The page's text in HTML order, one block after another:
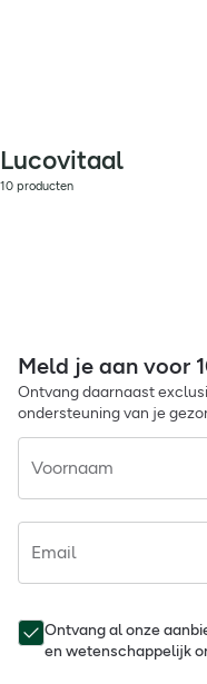
Lucovitaal
10 producten
Meld je aan voor
Ontvang daarnaast
ondersteuning van je
Voornaam
Email
Ontvang al onze
en wetenschappelijk